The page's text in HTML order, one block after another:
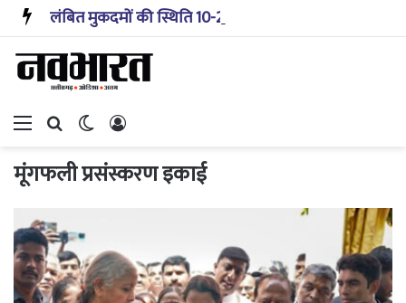
Menu Search forSwitch skin
मूंगफली प्रसंस्करण इकाई